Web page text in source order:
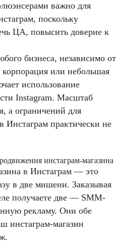
важно для
поскольку
ЦА, повысить доверие к
бизнеса, независимо от
или небольшая
использование
Instagram. Масштаб
а ограничений для
Инстаграм практически не
инстаграм-магазина
в Инстаграм — это
в две мишени. Заказывая
получаете две — SMM-
рекламу. Они обе
инстаграм-магазин